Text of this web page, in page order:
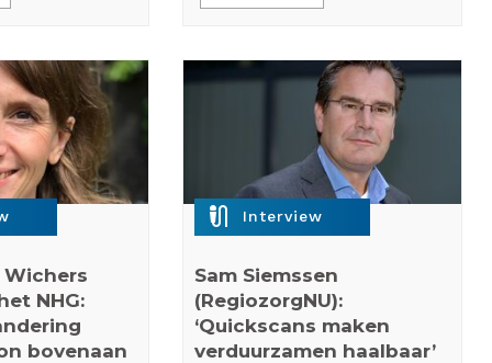
Wichers
NHG:
bovenaan
mic_external_on Interview
Sam Siemssen
(RegiozorgNU):
‘Quickscans maken
verduurzamen haalbaar’